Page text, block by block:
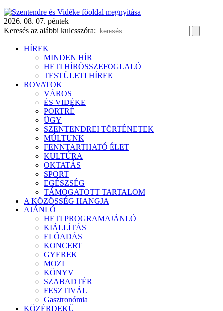
2026. 08. 07. péntek
Keresés az alábbi kulcsszóra:
HÍREK
MINDEN HÍR
HETI HÍRÖSSZEFOGLALÓ
TESTÜLETI HÍREK
ROVATOK
VÁROS
ÉS VIDÉKE
PORTRÉ
ÜGY
SZENTENDREI TÖRTÉNETEK
MÚLTUNK
FENNTARTHATÓ ÉLET
KULTÚRA
OKTATÁS
SPORT
EGÉSZSÉG
TÁMOGATOTT TARTALOM
A KÖZÖSSÉG HANGJA
AJÁNLÓ
HETI PROGRAMAJÁNLÓ
KIÁLLÍTÁS
ELŐADÁS
KONCERT
GYEREK
MOZI
KÖNYV
SZABADTÉR
FESZTIVÁL
Gasztronómia
KÖZÉRDEKŰ